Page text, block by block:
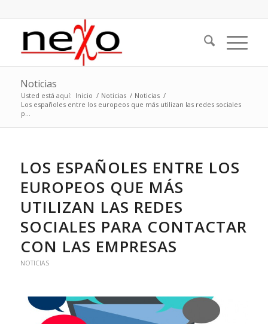
Noticias
Usted está aquí: Inicio / Noticias / Noticias /
Los españoles entre los europeos que más utilizan las redes sociales
p...
LOS ESPAÑOLES ENTRE LOS
EUROPEOS QUE MÁS
UTILIZAN LAS REDES
SOCIALES PARA CONTACTAR
CON LAS EMPRESAS
NOTICIAS